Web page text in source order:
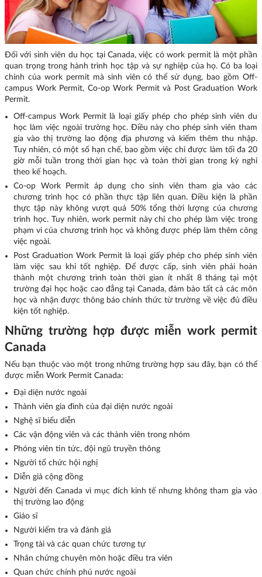
Đối với sinh viên du học tại Canada, việc có work permit là một phần
quan trọng trong hành trình học tập và sự nghiệp của họ. Có ba loại
chính của work permit mà sinh viên có thể sử dụng, bao gồm Off-
campus Work Permit, Co-op Work Permit và Post Graduation Work
Permit.
Off-campus Work Permit là loại giấy phép cho phép sinh viên du
học làm việc ngoài trường học. Điều này cho phép sinh viên tham
gia vào thị trường lao động địa phương và kiếm thêm thu nhập.
Tuy nhiên, có một số hạn chế, bao gồm việc chỉ được làm tối đa 20
giờ mỗi tuần trong thời gian học và toàn thời gian trong kỳ nghỉ
theo kế hoạch.
Co-op Work Permit áp dụng cho sinh viên tham gia vào các
chương trình học có phần thực tập liên quan. Điều kiện là phần
thực tập này không vượt quá 50% tổng thời lượng của chương
trình học. Tuy nhiên, work permit này chỉ cho phép làm việc trong
phạm vi của chương trình học và không được phép làm thêm công
việc ngoài.
Post Graduation Work Permit là loại giấy phép cho phép sinh viên
làm việc sau khi tốt nghiệp. Để được cấp, sinh viên phải hoàn
thành một chương trình toàn thời gian ít nhất 8 tháng tại một
trường đại học hoặc cao đẳng tại Canada, đảm bảo tất cả các môn
học và nhận được thông báo chính thức từ trường về việc đủ điều
kiện tốt nghiệp.
Những trường hợp được miễn work permit
Canada
Nếu bạn thuộc vào một trong những trường hợp sau đây, bạn có thể
được miễn Work Permit Canada:
Đại diện nước ngoài
Thành viên gia đình của đại diện nước ngoài
Nghệ sĩ biểu diễn
Các vận động viên và các thành viên trong nhóm
Phóng viên tin tức, đội ngũ truyền thông
Người tổ chức hội nghị
Diễn giả cộng đồng
Người đến Canada vì mục đích kinh tế nhưng không tham gia vào
thị trường lao động
Giáo sĩ
Người kiểm tra và đánh giá
Trọng tài và các quan chức tương tự
Nhân chứng chuyên môn hoặc điều tra viên
Quan chức chính phủ nước ngoài